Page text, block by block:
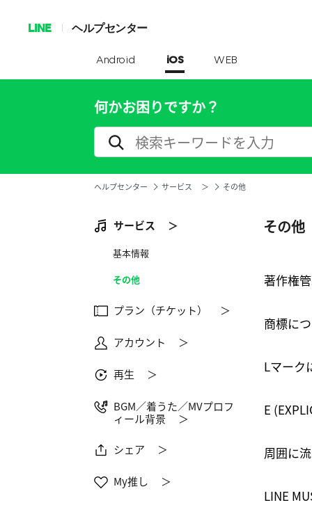
LINE ヘルプセンター
Android iOS WEB
何かお困りですか？
ヘルプセンター サービス ＞ その他
サービス ＞
基本情報
その他
プラン（チケット） ＞
アカウント ＞
再生 ＞
BGM／着うた／MVプロフ
ィール背景 ＞
シェア ＞
My推し ＞
その他
著作権
商標に
Lマーク
E
周囲に
LINE